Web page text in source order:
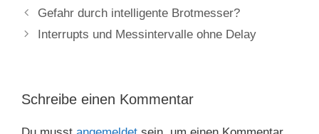
Gefahr durch intelligente Brotmesser?
Interrupts und Messintervalle ohne Delay
Schreibe einen Kommentar